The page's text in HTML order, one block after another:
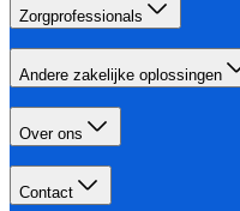
Zorgprofessionals
Andere zakelijke oplossingen
Over ons
Contact